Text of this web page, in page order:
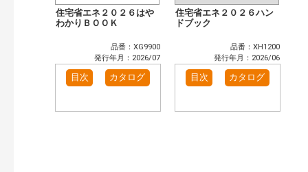
窓・シャッター（4）
玄関ドア・引戸（7）
インテリア建材（7）
エクステリア（3）
洗面化粧室（6）
トイレ（3）
小型電気温水器（1）
住宅省エネ２０２６はや
わかりＢＯＯＫ
品番：XG9900
発行年月：2026/07
目次 カタログ
住宅省エネ２０２６ハン
ドブック
品番：XH1200
発行年月：2026/06
目次 カタログ